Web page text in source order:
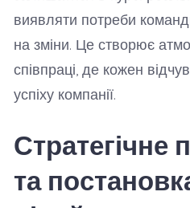
виявляти потреби
на зміни. Це створює
співпраці, де кожен
успіху компанії.
Стратегічне
та